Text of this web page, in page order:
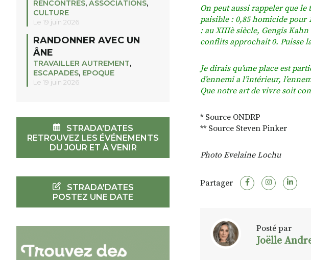
On peut aussi rappeler que le
paisible : 0,85 homicide pour
: au XIIIè siècle, Gengis
conflits approchait 0. Puisse
Je dirais qu’une place est
d’ennemi a l’intérieur,
Que notre art de vivre soit
* Source ONDRP
** Source Steven Pinker
Photo Evelaine Lochu
Partager
Posté par
Joëlle
RENCONTRES, ASSOCIATIONS,
CULTURE
Le 19 juin 2026
RANDONNER AVEC UN
ÂNE
TRAVAILLER AUTREMENT,
ESCAPADES, EPOQUE
Le 19 juin 2026
STRADA'DATES
RETROUVEZ LES ÉVÉNEMENTS
DU JOUR ET À VENIR
STRADA'DATES
POSTEZ UNE DATE